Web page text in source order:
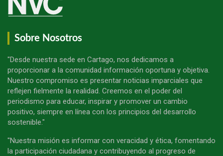
Sobre Nosotros
"Desde nuestra sede en Cartago, nos dedicamos a
proporcionar a la comunidad información oportuna y objetiva.
Nuestro compromiso es presentar noticias imparciales que
reflejen fielmente la realidad. Creemos en el poder del
periodismo para educar, inspirar y promover un cambio
positivo, siempre en línea con los principios del desarrollo
sostenible."
"Nuestra misión es informar con veracidad y ética, fomentando
la participación ciudadana y contribuyendo al progreso de